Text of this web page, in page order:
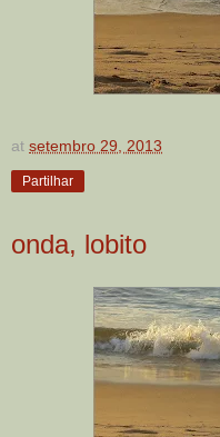
at setembro 29, 2013
Partilhar
onda, lobito